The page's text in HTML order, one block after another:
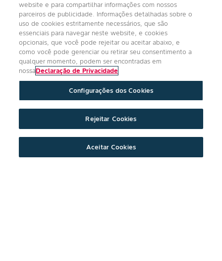
website e para compartilhar informações com nossos
parceiros de publicidade. Informações detalhadas sobre o
uso de cookies estritamente necessários, que são
essenciais para navegar neste website, e cookies
opcionais, que você pode rejeitar ou aceitar abaixo, e
como você pode gerenciar ou retirar seu consentimento a
qualquer momento, podem ser encontradas em
nossaDeclaração de Privacidade
Configurações dos Cookies
Rejeitar Cookies
Aceitar Cookies